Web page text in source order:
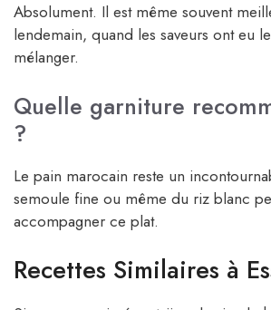
Absolument. Il est même souvent
lendemain, quand les saveurs ont eu
mélanger.
Quelle garniture
?
Le pain marocain reste un
semoule fine ou même du riz blanc
accompagner ce plat.
Recettes Similaires à